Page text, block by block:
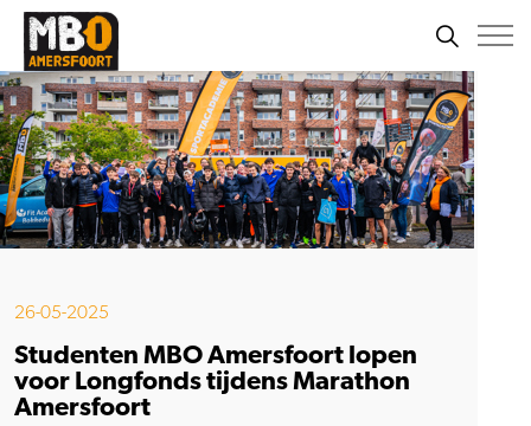
26-05-2025
Studenten MBO Amersfoort lopen
voor Longfonds tijdens Marathon
Amersfoort